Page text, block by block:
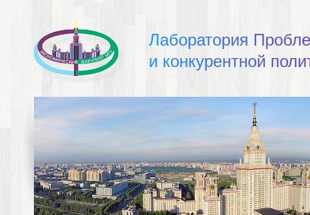
Лаборатория Пробле
и конкурентной поли